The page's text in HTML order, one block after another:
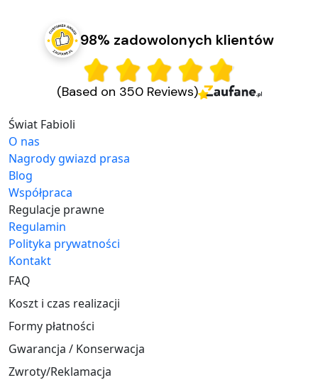
98% zadowolonych klientów
(Based on 350 Reviews)
Świat Fabioli
O nas
Nagrody gwiazd prasa
Blog
Współpraca
Regulacje prawne
Regulamin
Polityka prywatności
Kontakt
FAQ
Koszt i czas realizacji
Formy płatności
Gwarancja / Konserwacja
Zwroty/Reklamacja